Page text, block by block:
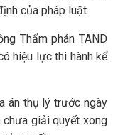
của pháp luật.
Thẩm phán TAND
hiệu lực thi hành kể
án thụ lý trước ngày
chưa giải quyết xong